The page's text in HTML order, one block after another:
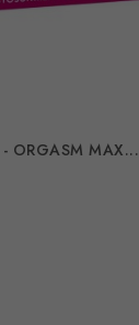
ORGASM MAX...